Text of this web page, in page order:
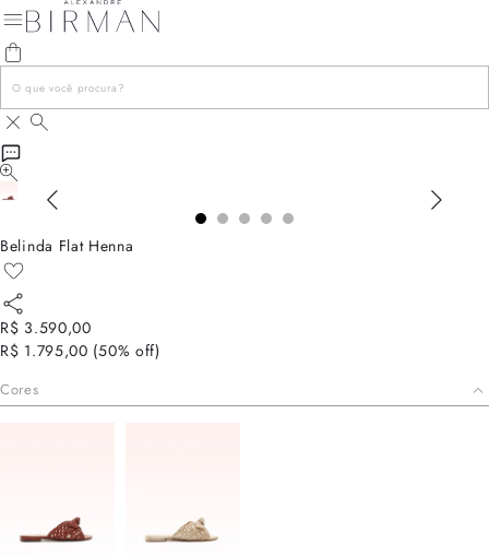
Belinda Flat Henna
R$ 3.590,00
R$ 1.795,00 (50% off)
Cores